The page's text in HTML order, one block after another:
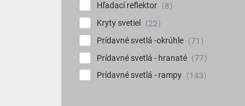
Hľadací reflektor
8
Kryty svetiel
22
Prídavné svetlá -okrúhle
71
Prídavné svetlá - hranaté
77
Prídavné svetlá - rampy
143